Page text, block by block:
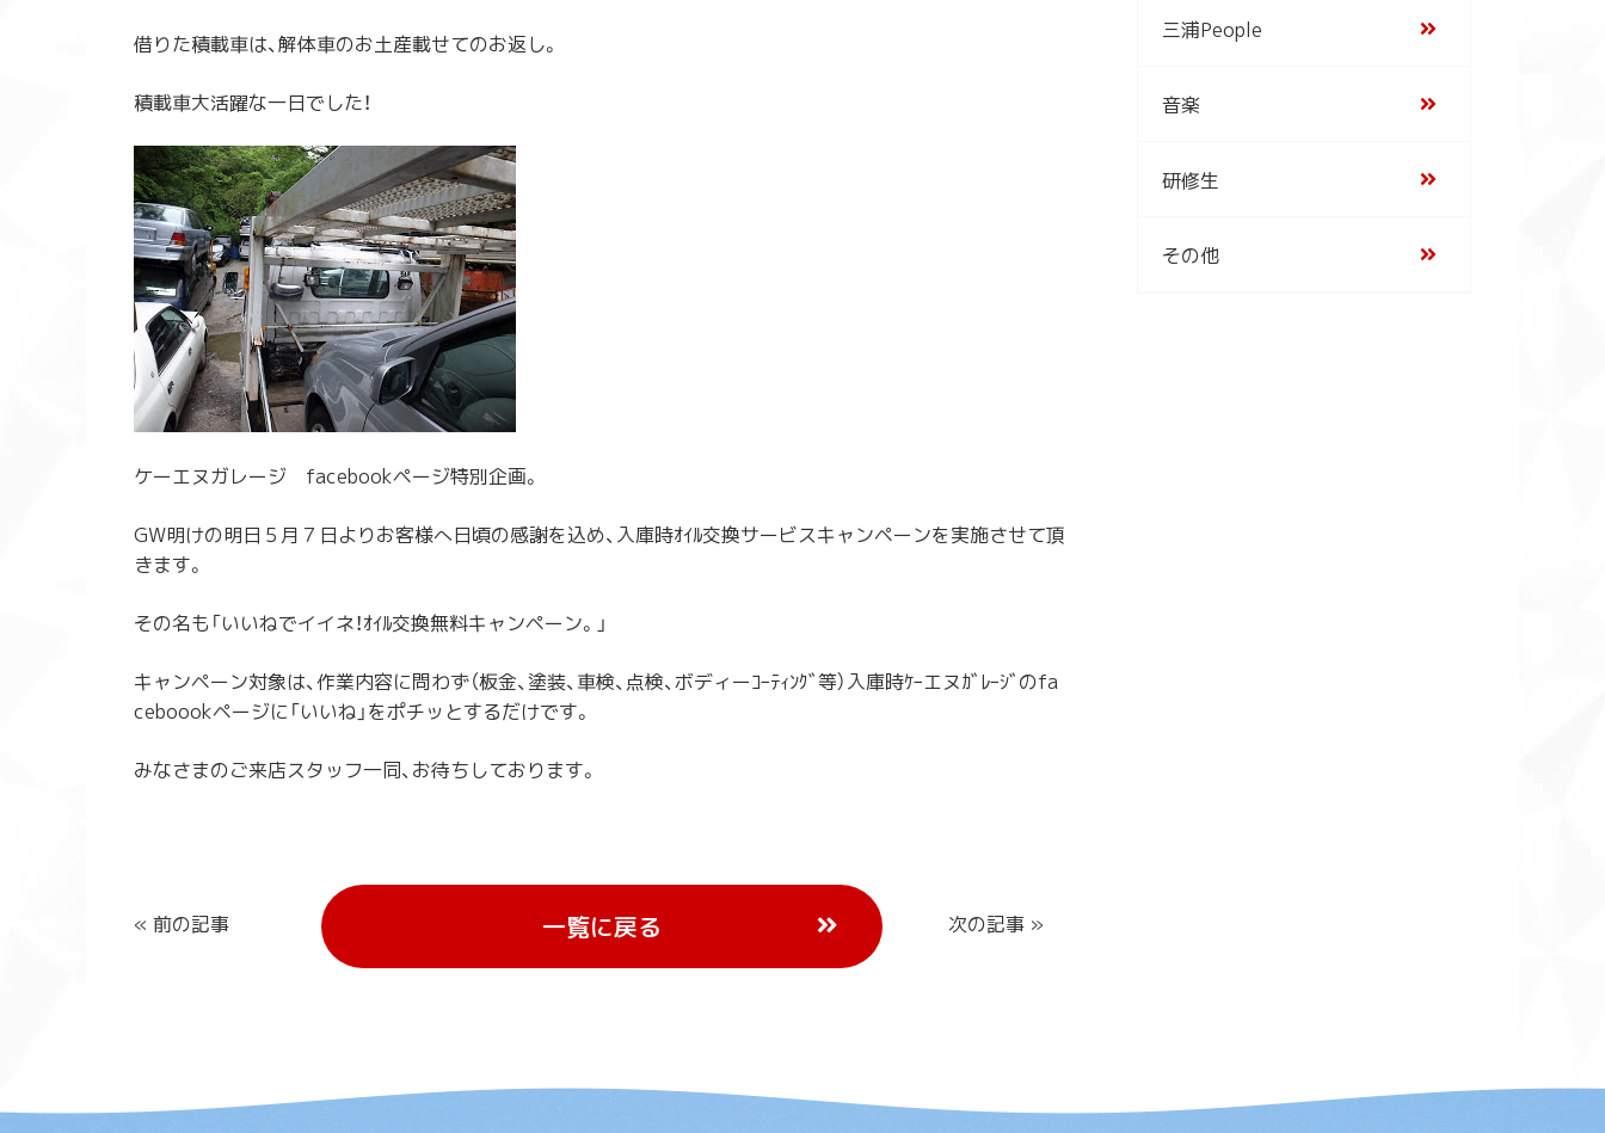
借りた積載車は、解体車のお土産載せてのお返し。
積載車大活躍な一日でした！
ケーエヌガレージ facebookページ特別企画。
GW明けの明日５月７日よりお客様へ日頃の感謝を込め、入庫時ｵｲﾙ交換サービスキャンペーンを実施させて頂
きます。
その名も「いいねでイイネ！ｵｲﾙ交換無料キャンペーン。」
キャンペーン対象は、作業内容に問わず（板金、塗装、車検、点検、ボディーｺｰﾃｨﾝｸﾞ等）入庫時ｹｰエヌｶﾞﾚｰｼﾞのfa
ceboookページに「いいね」をポチッとするだけです。
みなさまのご来店スタッフ一同、お待ちしております。
« 前の記事 一覧に戻る 次の記事 »
三浦People
音楽
研修生
その他